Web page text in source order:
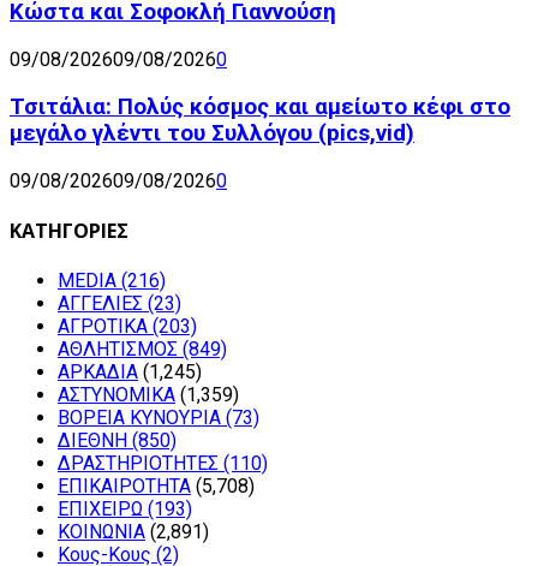
Κώστα και Σοφοκλή Γιαννούση
09/08/202609/08/20260
Τσιτάλια: Πολύς κόσμος και αμείωτο κέφι στο
μεγάλο γλέντι του Συλλόγου (pics,vid)
09/08/202609/08/20260
ΚΑΤΗΓΟΡΙΕΣ
MEDIA (216)
ΑΓΓΕΛΙΕΣ (23)
ΑΓΡΟΤΙΚΑ (203)
ΑΘΛΗΤΙΣΜΟΣ (849)
ΑΡΚΑΔΙΑ (1,245)
ΑΣΤΥΝΟΜΙΚΑ (1,359)
ΒΟΡΕΙΑ ΚΥΝΟΥΡΙΑ (73)
ΔΙΕΘΝΗ (850)
ΔΡΑΣΤΗΡΙΟΤΗΤΕΣ (110)
ΕΠΙΚΑΙΡΟΤΗΤΑ (5,708)
ΕΠΙΧΕΙΡΩ (193)
ΚΟΙΝΩΝΙΑ (2,891)
Κους-Κους (2)